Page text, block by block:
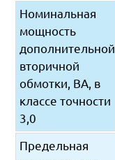
Номинальная
мощность
дополнительной
вторичной
обмотки, ВА, в
классе точности
3,0
Предельная